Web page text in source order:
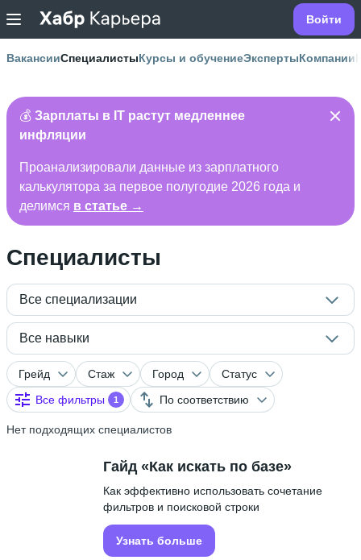
Войти
ВакансииСпециалистыКурсы и обучениеЭкспертыКомпании
💰 Зарплаты в IT растут медленнее
инфляции
Проанализировали данные из зарплатного
калькулятора за первое полугодие 2026 года и
делимся в статье →
Специалисты
Все специализации
Все навыки
Грейд Стаж Город
Статус
Все фильтры
1 По соответствию
Нет подходящих специалистов
Гайд «Как искать по базе»
Как эффективно использовать сочетание
фильтров и поисковой строки
Узнать больше